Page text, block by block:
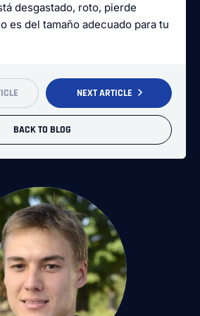
desgastado, roto, pierde
es del tamaño adecuado para tu
BACK TO BLOG
NEXT ARTICLE